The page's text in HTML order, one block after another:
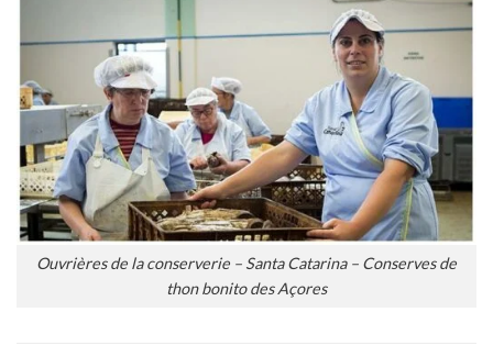
Ouvrières de la conserverie – Santa Catarina – Conserves de
thon bonito des Açores